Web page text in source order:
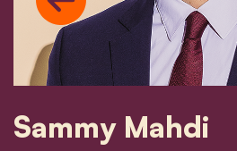
Sammy Mahdi
Previous